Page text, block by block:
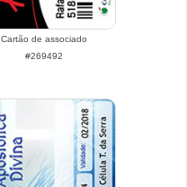
Cartão de associado
#269492